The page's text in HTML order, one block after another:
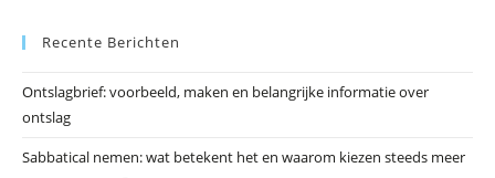
Recente Berichten
Ontslagbrief: voorbeeld, maken en belangrijke informatie over
ontslag
Sabbatical nemen: wat betekent het en waarom kiezen steeds meer